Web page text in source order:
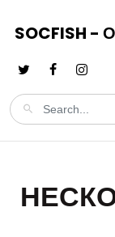
SOCFISH